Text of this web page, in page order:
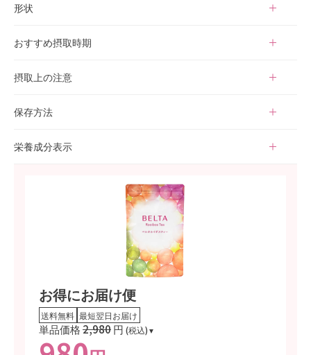
形状
おすすめ摂取時期
摂取上の注意
・食品アレルギーのある方は、原材料を十分にご確認の上お召し
・体質や体調によりまれに合わない場合がありますが、その場合
保存方法
・開封後はお早めにお召し上がりください。
栄養成分表示
※1包（1.5gを沸騰水200mlに2分浸し抽出）
お得にお届け便
送料無料 最短翌日お届け
単品価格2,980円 (税込)